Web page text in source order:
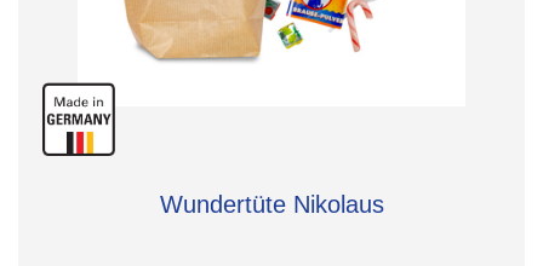
Wundertüte Nikolaus